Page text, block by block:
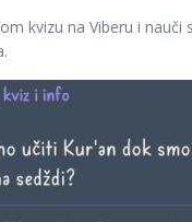
kvizu na Viberu i nauči